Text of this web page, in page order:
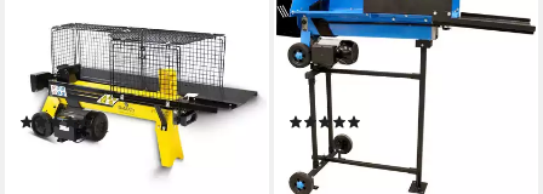
Spaltgutlänge bis 52 cm,
Spaltgutdurchmesser bis 25
cm, (1-St), Fahrwerk,
stufenlose
Spalthubeinstellung, vorbefüllt
(2)
349,00 € UVP
549,00 €
mtl. in 24 Raten
Elektroholzspalter GHS
500/6,5TE, Spaltgutlänge bis
52 cm, Spaltgutdurchmesser
bis 25 cm
409,99 €
14,71 €mtl. in 36 Raten
lieferbar - in 6-7 Werktagen bei dir